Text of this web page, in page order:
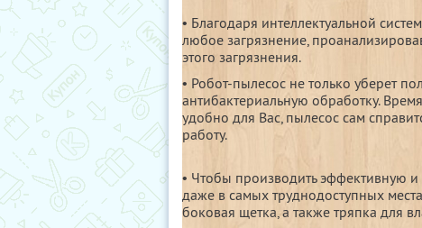
• Благодаря интеллектуальной
любое загрязнение,
этого загрязнения.
• Робот-пылесос не только уберет
антибактериальную обработку.
удобно для Вас, пылесос сам
работу.
• Чтобы производить эффективную
даже в самых труднодоступных
боковая щетка, а также тряпка для